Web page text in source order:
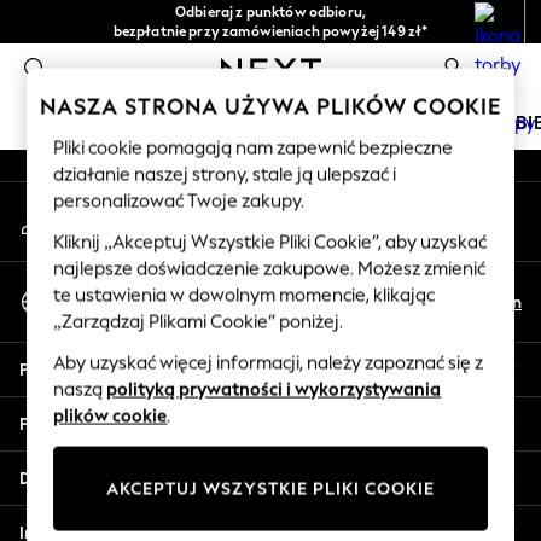
Odbieraj z punktów odbioru,
bezpłatnie przy zamówieniach powyżej 149 zł*
Łatwe zwroty*
0
HOLIDAY SHOP
Women's Holiday Shop
All Swimwear
All Beachwear
Bags & Accessories
Beach Dresses & Kaftans
Dresses
Flip Flops
Sliders
Jumpsuits & Playsuits
Sandals
Shorts
An error occurred on client
Nasze media społecznościowe
Moje konto
Zaloguj się na swoje konto
Wybierz Język
Polski
En
Pomoc
Prywatność i zasady prawne
Działy
Inne usługi
NASZA STRONA UŻYWA PLIKÓW COOKIE
Pliki cookie pomagają nam zapewnić bezpieczne
działanie naszej strony, stale ją ulepszać i
personalizować Twoje zakupy.
Kliknij „Akceptuj Wszystkie Pliki Cookie”, aby uzyskać
najlepsze doświadczenie zakupowe. Możesz zmienić
te ustawienia w dowolnym momencie, klikając
„Zarządzaj Plikami Cookie” poniżej.
Aby uzyskać więcej informacji, należy zapoznać się z
naszą polityką prywatności i wykorzystywania
plików cookie.
AKCEPTUJ WSZYSTKIE PLIKI COOKIE